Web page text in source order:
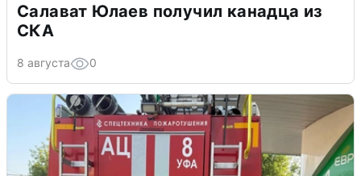
Салават Юлаев получил канадца из
СКА
8 августа 0